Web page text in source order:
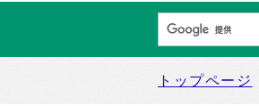
トップページ